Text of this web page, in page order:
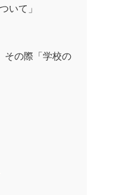
いて」
その際「学校の